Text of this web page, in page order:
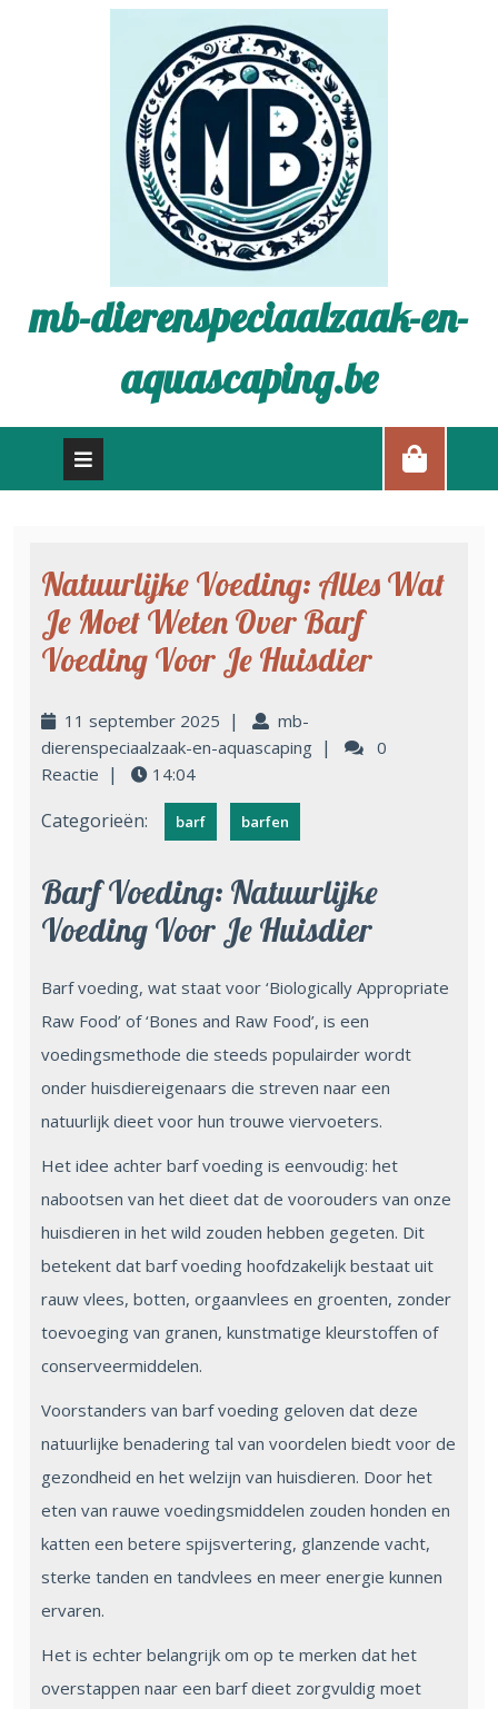
mb-dierenspeciaalzaak-en-
aquascaping.be
Natuurlijke Voeding: Alles Wat
Je Moet Weten Over Barf
Voeding Voor Je Huisdier
11 september 2025 |
mb-
dierenspeciaalzaak-en-aquascaping |
0
Reactie | 14:04
Categorieën: barf barfen
Barf Voeding: Natuurlijke
Voeding Voor Je Huisdier
Barf voeding, wat staat voor ‘Biologically Appropriate
Raw Food’ of ‘Bones and Raw Food’, is een
voedingsmethode die steeds populairder wordt
onder huisdiereigenaars die streven naar een
natuurlijk dieet voor hun trouwe viervoeters.
Het idee achter barf voeding is eenvoudig: het
nabootsen van het dieet dat de voorouders van onze
huisdieren in het wild zouden hebben gegeten. Dit
betekent dat barf voeding hoofdzakelijk bestaat uit
rauw vlees, botten, orgaanvlees en groenten, zonder
toevoeging van granen, kunstmatige kleurstoffen of
conserveermiddelen.
Voorstanders van barf voeding geloven dat deze
natuurlijke benadering tal van voordelen biedt voor de
gezondheid en het welzijn van huisdieren. Door het
eten van rauwe voedingsmiddelen zouden honden en
katten een betere spijsvertering, glanzende vacht,
sterke tanden en tandvlees en meer energie kunnen
ervaren.
Het is echter belangrijk om op te merken dat het
overstappen naar een barf dieet zorgvuldig moet